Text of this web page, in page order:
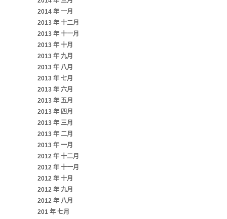
2014 年 一月
2013 年 十二月
2013 年 十一月
2013 年 十月
2013 年 九月
2013 年 八月
2013 年 七月
2013 年 六月
2013 年 五月
2013 年 四月
2013 年 三月
2013 年 二月
2013 年 一月
2012 年 十二月
2012 年 十一月
2012 年 十月
2012 年 九月
2012 年 八月
201 年 七月